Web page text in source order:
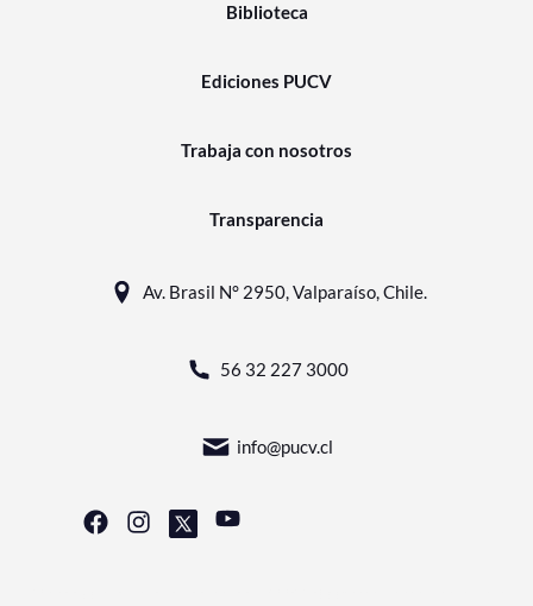
Biblioteca
Ediciones PUCV
Trabaja con nosotros
Transparencia
Av. Brasil N° 2950, Valparaíso, Chile.
56 32 227 3000
info@pucv.cl